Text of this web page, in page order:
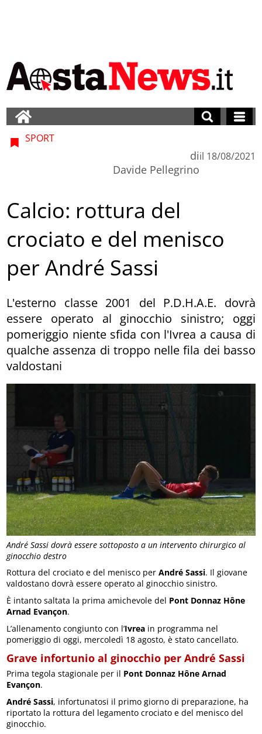
André Sassi dovrà essere sottoposto a un intervento chirurgico al
ginocchio destro
SPORT
di
Davide Pellegrino
il 18/08/2021
Calcio: rottura del
crociato e del menisco
per André Sassi
L'esterno classe 2001 del P.D.H.A.E. dovrà
essere operato al ginocchio sinistro; oggi
pomeriggio niente sfida con l'Ivrea a causa di
qualche assenza di troppo nelle fila dei basso
valdostani
Rottura del crociato e del menisco perAndré Sassi. Il giovane
valdostano dovrà essere operato al ginocchio sinistro.
È intanto saltata la prima amichevole del Pont Donnaz Hône
Arnad Evançon.
L’allenamento congiunto con l’Ivrea in programma nel
pomeriggio di oggi, mercoledì 18 agosto, è stato cancellato.
Grave infortunio al ginocchio per André Sassi
Prima tegola stagionale per il Pont Donnaz Hône Arnad
Evançon.
André Sassi, infortunatosi il primo giorno di preparazione, ha
riportato la rottura del legamento crociato e del menisco del
ginocchio.